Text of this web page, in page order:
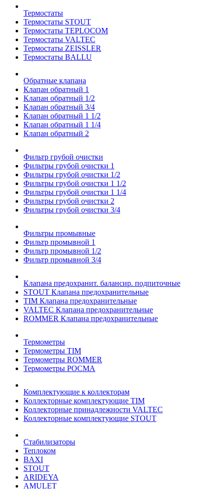
Термостаты
Термостаты STOUT
Термостаты TEPLOCOM
Термостаты VALTEC
Термостаты ZEISSLER
Термостаты BALLU
Обратные клапана
Клапан обратный 1
Клапан обратный 1/2
Клапан обратный 3/4
Клапан обратный 1 1/2
Клапан обратный 1 1/4
Клапан обратный 2
Фильтр грубой очистки
Фильтры грубой очистки 1
Фильтры грубой очистки 1/2
Фильтры грубой очистки 1 1/2
Фильтры грубой очистки 1 1/4
Фильтры грубой очистки 2
Фильтры грубой очистки 3/4
Фильтры промывные
Фильтр промывной 1
Фильтр промывной 1/2
Фильтр промывной 3/4
Клапана предохранит. балансир. подпиточные
STOUT Клапана предохранительные
TIM Клапана предохранительные
VALTEC Клапана предохранительные
ROMMER Клапана предохранительные
Термометры
Термометры TIM
Термометры ROMMER
Термометры РОСМА
Комплектующие к коллекторам
Коллекторные комплектующие TIM
Коллекторные принадлежности VALTEC
Коллекторные комплектующие STOUT
Стабилизаторы
Теплоком
BAXI
STOUT
ARIDEYA
AMULET